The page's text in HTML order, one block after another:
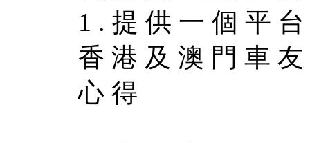
1 . 提 供 一 個 平
香 港 及 澳 門 車
心 得